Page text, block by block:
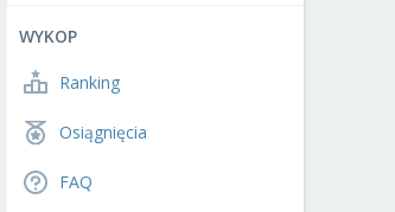
WYKOP
Ranking
Osiągnięcia
FAQ